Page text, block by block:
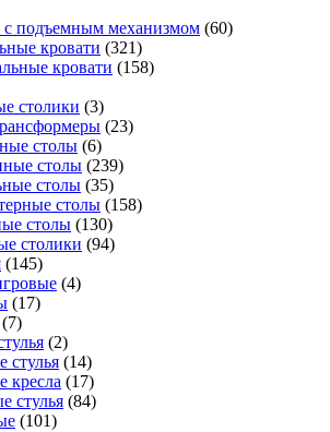
с подъемным механизмом (60)
кровати (321)
кровати (158)
столики (3)
(23)
столы (6)
столы (239)
столы (35)
столы (158)
столы (130)
столики (94)
(145)
(4)
(17)
(7)
(2)
стулья (14)
кресла (17)
стулья (84)
(101)